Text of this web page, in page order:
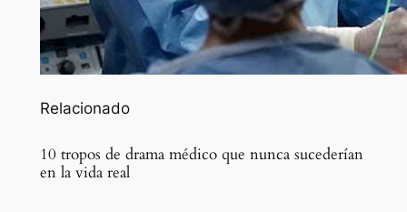
Relacionado
10 tropos de drama médico que nunca sucederían
en la vida real